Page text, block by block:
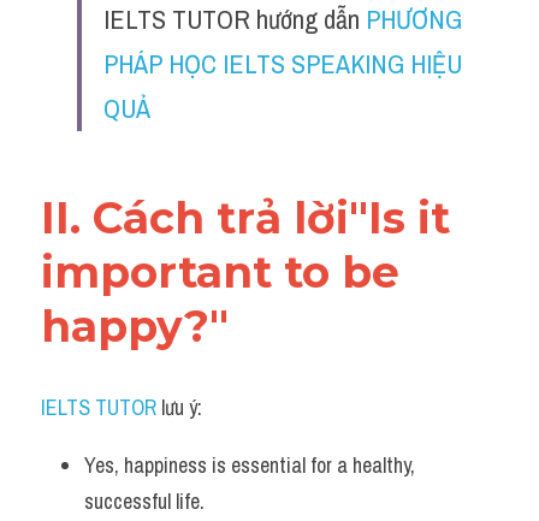
IELTS TUTOR hướng dẫn PHƯƠNG
PHÁP HỌC IELTS SPEAKING HIỆU
QUẢ
II. Cách trả lời"Is it
important to be
happy?"
IELTS TUTOR lưu ý:
Yes, happiness is essential for a healthy,
successful life.